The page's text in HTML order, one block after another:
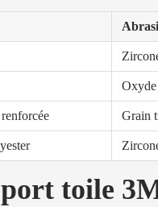
Grain
toile